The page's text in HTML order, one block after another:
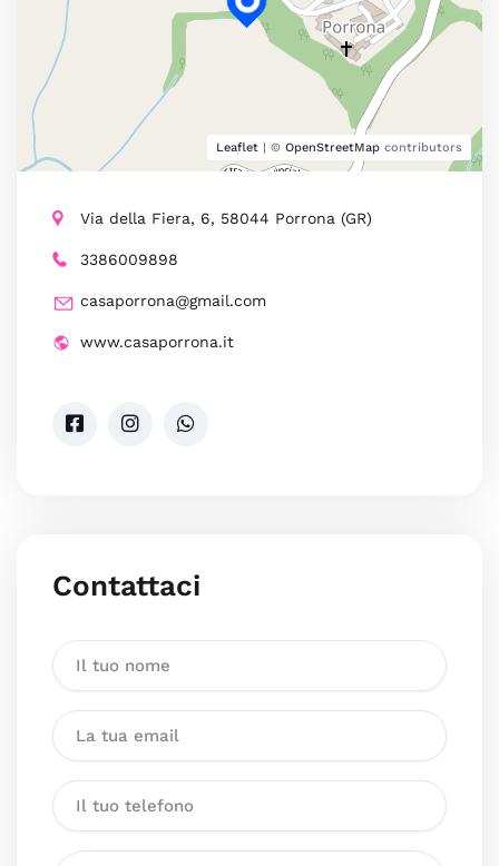
Leaflet | © OpenStreetMap contributors
Via della Fiera, 6, 58044 Porrona (GR)
3386009898
casaporrona@gmail.com
www.casaporrona.it
Contattaci